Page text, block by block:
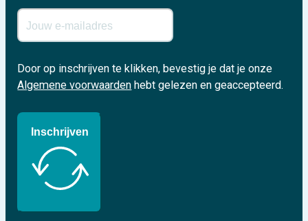
Door op inschrijven te klikken, bevestig je dat je onze
Algemene voorwaarden hebt gelezen en geaccepteerd.
Inschrijven